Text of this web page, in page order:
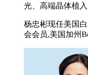
光、高端晶体植入
杨忠彬现任美国
会会员,美国加州